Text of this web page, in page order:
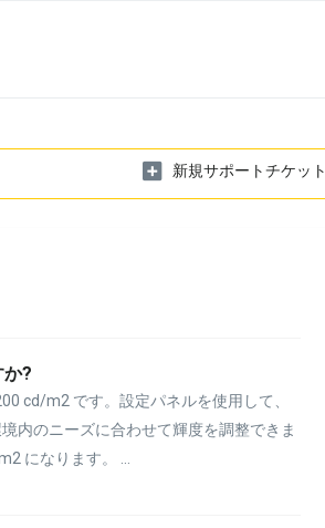
新規サポートチケット
?
cd/m2 です。設定パネルを使用して、
内のニーズに合わせて輝度を調整できま
になります。 ...